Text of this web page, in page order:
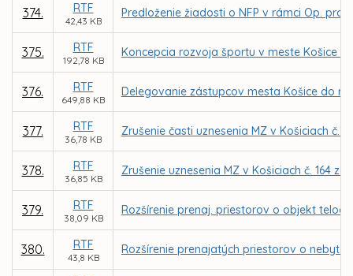
374. RTF
42,43 KB
Predloženie žiadosti o NFP v rámci Op.
375. RTF
192,78 KB
Koncepcia rozvoja športu v meste Košice -
376. RTF
649,88 KB
Delegovanie zástupcov mesta Košice do
377. RTF
36,78 KB
Zrušenie časti uznesenia MZ v Košiciach č.
378. RTF
36,85 KB
Zrušenie uznesenia MZ v Košiciach č. 164
379. RTF
38,09 KB
Rozšírenie prenaj. priestorov o objekt
380. RTF
43,8 KB
Rozšírenie prenajatých priestorov o nebyt.